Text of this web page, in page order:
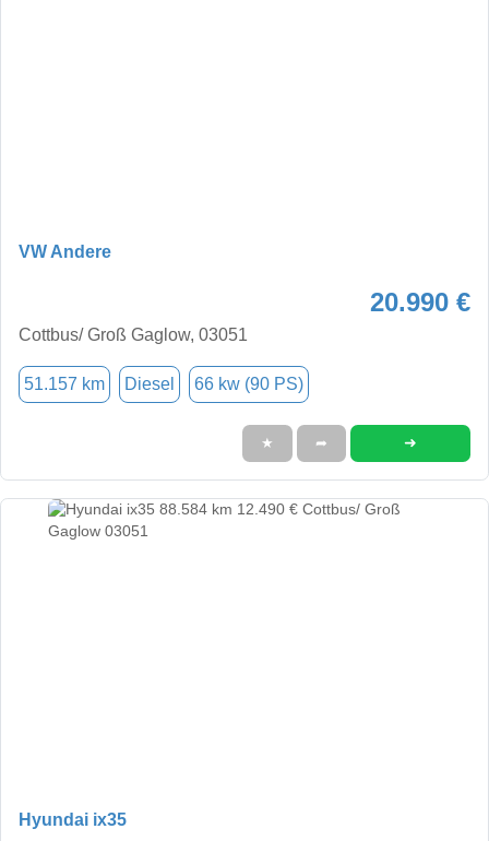
VW Andere
20.990 €
Cottbus/ Groß Gaglow, 03051
51.157 km Diesel 66 kw (90 PS)
★ ➦ ➜
Hyundai ix35